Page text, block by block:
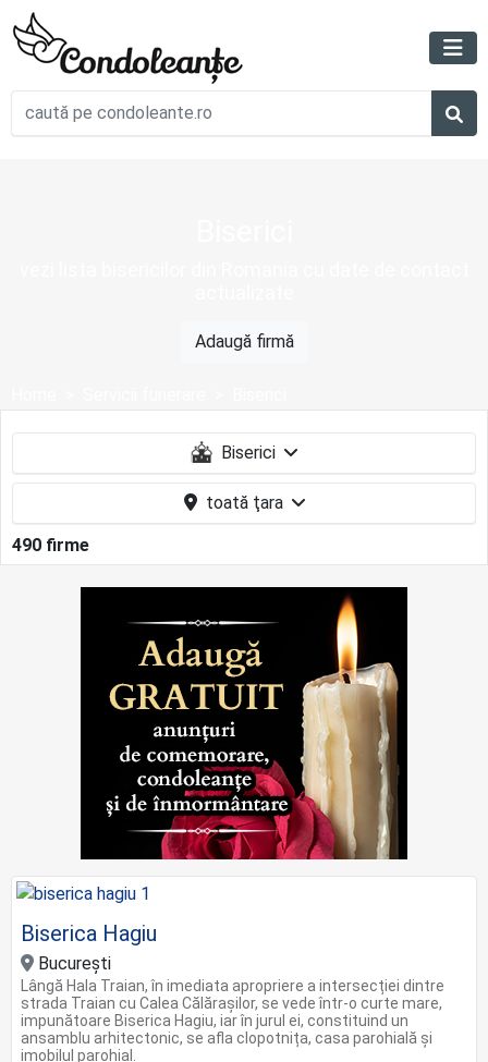
Adaugă firmă
490 firme
Biserica Hagiu
București
Lângă Hala Traian, în imediata apropriere a intersecției dintre
strada Traian cu Calea Călărașilor, se vede într-o curte mare,
impunătoare Biserica Hagiu, iar în jurul ei, constituind un
ansamblu arhitectonic, se afla clopotnița, casa parohială și
imobilul parohial.